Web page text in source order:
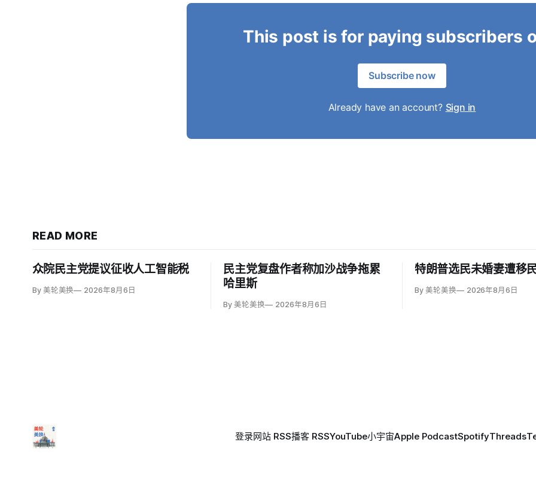
This post is for paying subscribers
Subscribe now
Already have an account? Sign in
READ MORE
众院民主党提议征收人工智能税
By 美轮美换 2026年8月6日
民主党复盘作者称加沙战争拖累
哈里斯
By 美轮美换 2026年8月6日
特朗普选民未婚妻遭移
By 美轮美换 2026年8月6日
登录网站 RSS播客 RSSYouTube小宇宙Apple PodcastSpotifyThreads